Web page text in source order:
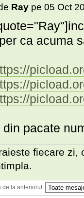
Ray pe 05 Oct
ca acuma
din pacate
fiecare zi,
de la anteriorul: